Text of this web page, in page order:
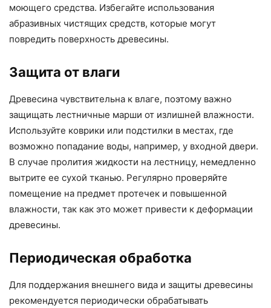
моющего средства. Избегайте использования
абразивных чистящих средств, которые могут
повредить поверхность древесины.
Защита от влаги
Древесина чувствительна к влаге, поэтому важно
защищать лестничные марши от излишней влажности.
Используйте коврики или подстилки в местах, где
возможно попадание воды, например, у входной двери.
В случае пролития жидкости на лестницу, немедленно
вытрите ее сухой тканью. Регулярно проверяйте
помещение на предмет протечек и повышенной
влажности, так как это может привести к деформации
древесины.
Периодическая обработка
Для поддержания внешнего вида и защиты древесины
рекомендуется периодически обрабатывать